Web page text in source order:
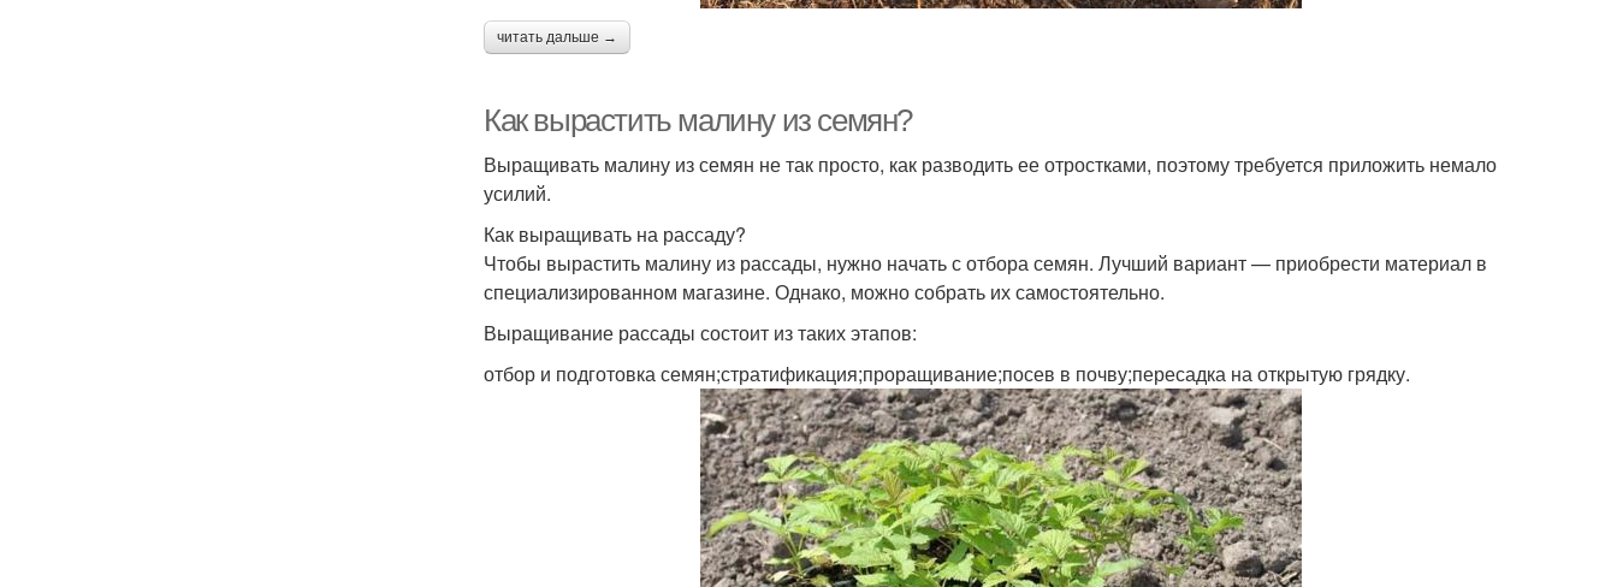
читать дальше →
Как вырастить малину из семян?
Выращивать малину из семян не так просто, как разводить ее отростками, поэтому требуется приложить немало
усилий.
Как выращивать на рассаду?
Чтобы вырастить малину из рассады, нужно начать с отбора семян. Лучший вариант — приобрести материал в
специализированном магазине. Однако, можно собрать их самостоятельно.
Выращивание рассады состоит из таких этапов:
отбор и подготовка семян;стратификация;проращивание;посев в почву;пересадка на открытую грядку.